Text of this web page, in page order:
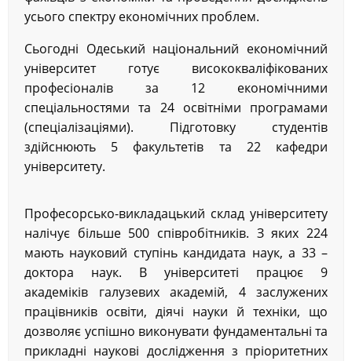
усього спектру економічних проблем.
Сьогодні Одеський національний економічний
університет готує висококваліфікованих
професіоналів за 12 економічними
спеціальностями та 24 освітніми програмами
(спеціалізаціями). Підготовку студентів
здійснюють 5 факультетів та 22 кафедри
університету.
Професорсько-викладацький склад університету
налічує більше 500 співробітників. З яких 224
мають науковий ступінь кандидата наук, а 33 –
доктора наук. В університеті працює 9
академіків галузевих академій, 4 заслужених
працівників освіти, діячі науки й техніки, що
дозволяє успішно виконувати фундаментальні та
прикладні наукові дослідження з пріоритетних